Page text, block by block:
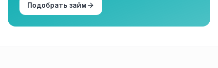
Подобрать займ